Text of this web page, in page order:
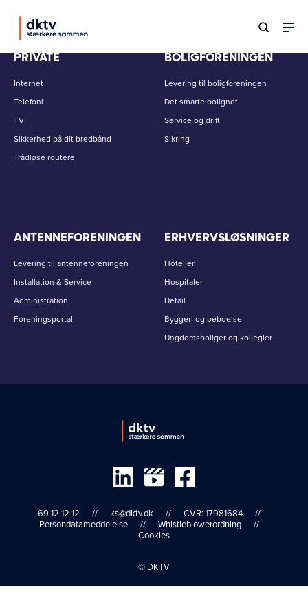
PRIVATE
Internet
Telefoni
TV
Sikkerhed på dit bredbånd
Trådløse routere
BOLIGFORENINGEN
Levering til boligforeningen
Det smarte bolignet
Service og drift
Sikring
ANTENNEFORENINGEN
Levering til antenneforeningen
Installation & Service
Administration
Foreningsportal
ERHVERVSLØSNINGER
Hoteller
Hospitaler
Detail
Byggeri og beboelse
Ungdomsboliger og kollegier
69 12 12 12 ks@dktv.dk
CVR: 17981684
Persondatameddelelse
Whistleblowerordning
Cookies
© DKTV